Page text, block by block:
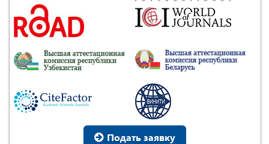
Подать заявку